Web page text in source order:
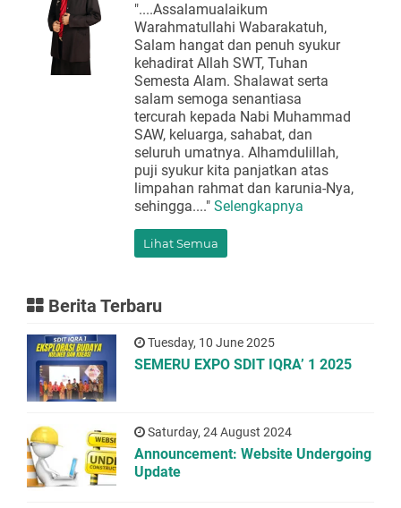
"....Assalamualaikum
Warahmatullahi Wabarakatuh,
Salam hangat dan penuh syukur
kehadirat Allah SWT, Tuhan
Semesta Alam. Shalawat serta
salam semoga senantiasa
tercurah kepada Nabi Muhammad
SAW, keluarga, sahabat, dan
seluruh umatnya. Alhamdulillah,
puji syukur kita panjatkan atas
limpahan rahmat dan karunia-Nya,
sehingga...." Selengkapnya
Lihat Semua
Berita Terbaru
Tuesday, 10 June 2025
SEMERU EXPO SDIT IQRA’ 1 2025
Saturday, 24 August 2024
Announcement: Website Undergoing
Update